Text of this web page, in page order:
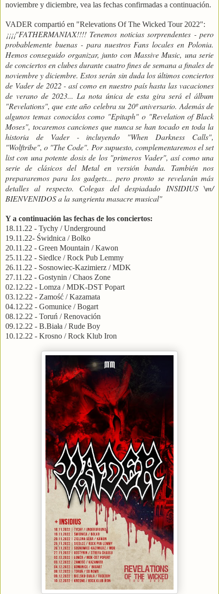
noviembre y diciembre, vea las fechas confirmadas a continuación.
VADER compartió en "Relevations Of The Wicked Tour 2022":
¡¡¡¡"FATHERMANIAX!!!! Tenemos noticias sorprendentes - pero
probablemente buenas - para nuestros Fans locales en Polonia.
Hemos conseguido organizar, junto con Massive Music, una serie
de conciertos en clubes durante cuatro fines de semana a finales de
noviembre y diciembre. Estos serán sin duda los últimos conciertos
de Vader de 2022 - así como en nuestro país hasta las vacaciones
de verano de 2023... La nota única de esta gira será el álbum
"Revelations", que este año celebra su 20º aniversario. Además de
algunos temas conocidos como "Epitaph" o "Revelation of Black
Moses", tocaremos canciones que nunca se han tocado en toda la
historia de Vader - incluyendo "When Darkness Calls",
"Wolftribe", o "The Code". Por supuesto, complementaremos el set
list con una potente dosis de los "primeros Vader", así como una
serie de clásicos del Metal en versión banda. También nos
prepararemos para los gadgets... pero pronto se revelarán más
detalles al respecto. Colegas del despiadado INSIDIUS \m/
BIENVENIDOS a la sangrienta masacre musical"
Y a continuación las fechas de los conciertos:
18.11.22 - Tychy / Underground
19.11.22- Świdnica / Bolko
20.11.22 - Green Mountain / Kawon
25.11.22 - Siedlce / Rock Pub Lemmy
26.11.22 - Sosnowiec-Kazimierz / MDK
27.11.22 - Gostynin / Chaos Zone
02.12.22 - Lomza / MDK-DST Popart
03.12.22 - Zamość / Kazamata
04.12.22 - Gomunice / Bogart
08.12.22 - Toruń / Renovación
09.12.22 - B.Biała / Rude Boy
10.12.22 - Krosno / Rock Klub Iron